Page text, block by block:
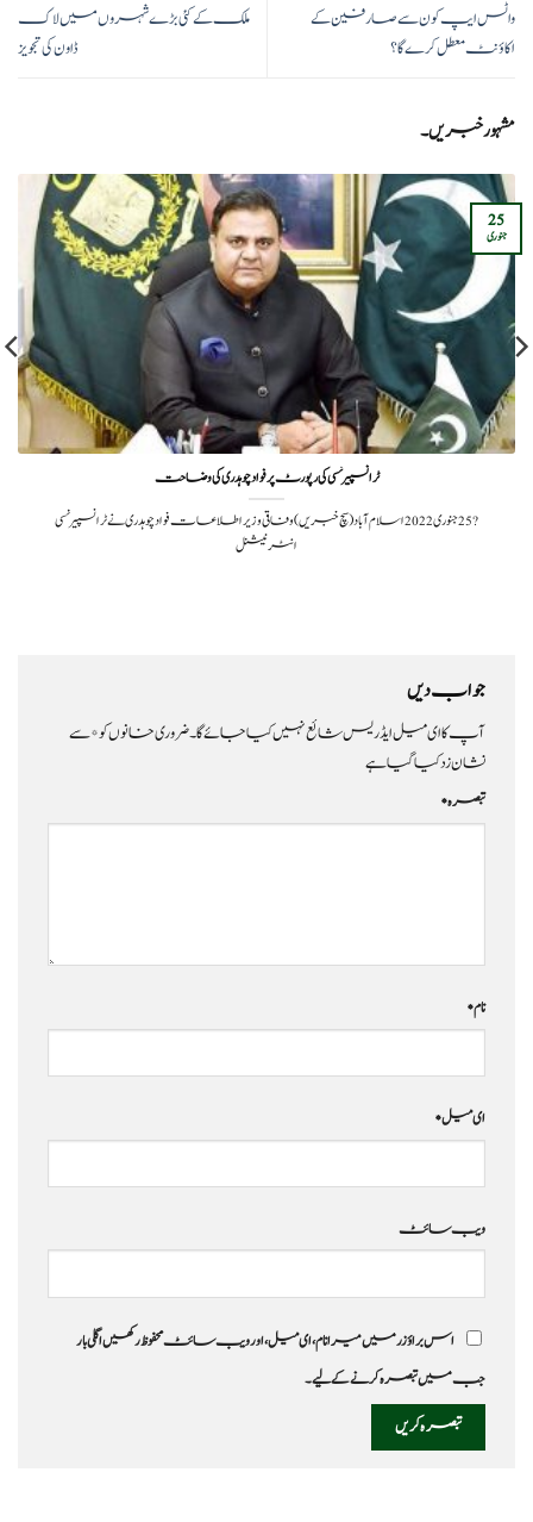
واٹس ایپ کون سے صارفین کے
اکاؤنٹ معطل کرے گا؟
ملک کے کئی بڑے شہروں میں لاک
ڈاون کی تجویز
مشہور خبریں۔
ٹرانسپیرنسی کی رپورٹ پر فوادچوہدری کی وضاحت
?️ 25 جنوری 2022اسلام آباد (سچ خبریں) وفاقی وزیر اطلاعات فواد چوہدری نے ٹرانسپیرنسی
انٹرنیشنل
25
جنوری
جواب دیں
آپ کا ای میل ایڈریس شائع نہیں کیا جائے گا۔ضروری خانوں کو*سے
نشان زد کیا گیا ہے
تبصرہ*
نام*
ای میل*
ویب‌ سائٹ
اس براؤزر میں میرا نام، ای میل، اور ویب سائٹ محفوظ رکھیں اگلی بار
جب میں تبصرہ کرنے کےلیے۔